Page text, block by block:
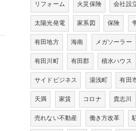
リフォーム
火災保険 会社設
太陽光発電
家系図 保険
有田地方
海南 メガソーラー
有田川町
有田郡
積水ハウス
サイドビジネス
湯浅町 有田
天満
家賃 コロナ 貴志川
売れない不動産
働き方改革